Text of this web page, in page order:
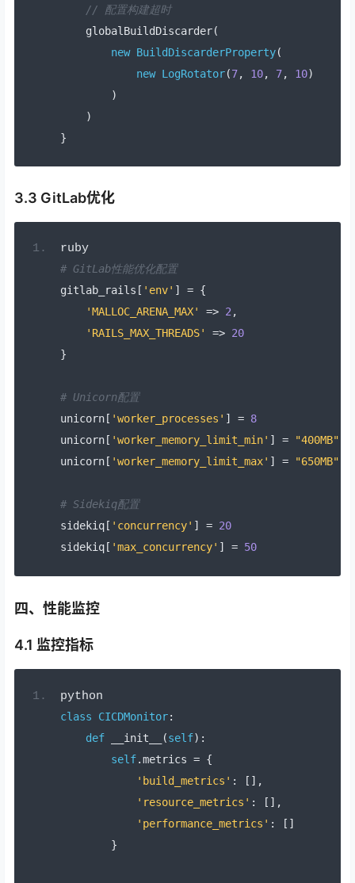
// 配置构建超时
    globalBuildDiscarder
(
new BuildDiscarderProperty(
new LogRotator(7, 10, 7, 10)
)
)
}
3.3 GitLab优化
ruby
# GitLab性能优化配置
gitlab_rails [ 'env' ] = {
'MALLOC_ARENA_MAX'
=> 2 ,
'RAILS_MAX_THREADS'
=> 20
}
# Unicorn配置
unicorn[ 'worker_processes' ] = 8
unicorn[ 'worker_memory_limit_min' ] =
"400MB"
unicorn[ 'worker_memory_limit_max' ] = "650MB"
# Sidekiq配置
sidekiq[ 'concurrency' ] = 20
sidekiq[ 'max_concurrency' ] = 50
四、性能监控
4.1 监控指标
python
class CICDMonitor:
def __init__ (self):
self.metrics = {
'build_metrics' :
[],
'resource_metrics' :
[],
'performance_metrics' :
[]
}